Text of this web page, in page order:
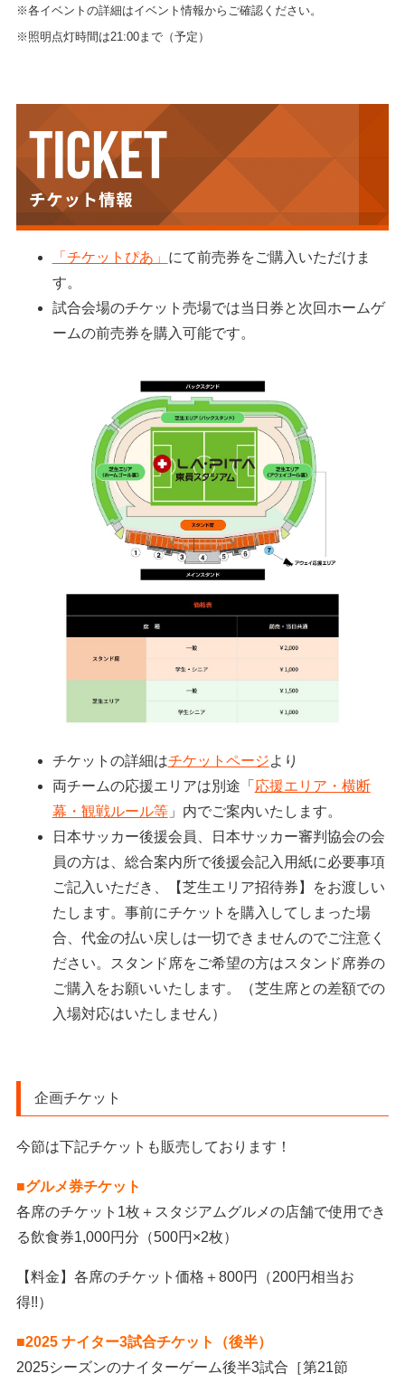
※各イベントの詳細はイベント情報からご確認ください。
※照明点灯時間は21:00まで（予定）
「チケットぴあ」 にて前売券をご購入いただけま
す。
試合会場のチケット売場では当日券と次回ホームゲ
ームの前売券を購入可能です。
チケットの詳細はチケットページより
両チームの応援エリアは別途「 応援エリア・横断
幕・観戦ルール等」内でご案内いたします。
日本サッカー後援会員、日本サッカー審判協会の会
員の方は、総合案内所で後援会記入用紙に必要事項
ご記入いただき、【芝生エリア招待券】をお渡しい
たします。事前にチケットを購入してしまった場
合、代金の払い戻しは一切できませんのでご注意く
ださい。スタンド席をご希望の方はスタンド席券の
ご購入をお願いいたします。（芝生席との差額での
入場対応はいたしません）
企画チケット
今節は下記チケットも販売しております！
■グルメ券チケット
各席のチケット1枚＋スタジアムグルメの店舗で使用でき
る飲食券1,000円分（500円×2枚）
【料金】各席のチケット価格＋800円（200円相当お
得!!）
■2025 ナイター3試合チケット（後半）
2025シーズンのナイターゲーム後半3試合［第21節